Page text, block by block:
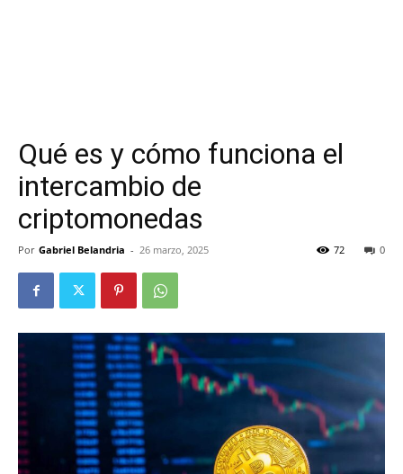
Qué es y cómo funciona el
intercambio de
criptomonedas
Por Gabriel Belandria - 26 marzo, 2025 0
72